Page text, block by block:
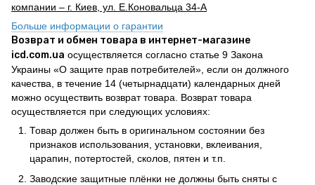
компании – г. Киев, ул. Е.Коновальца 34-А
Больше информации о гарантии
Возврат и обмен товара в интернет-магазине
icd.com.ua осуществляется согласно статье 9 Закона
Украины «О защите прав потребителей», если он должного
качества, в течение 14 (четырнадцати) календарных дней
можно осуществить возврат товара. Возврат товара
осуществляется при следующих условиях:
Товар должен быть в оригинальном состоянии без
признаков использования, установки, вклеивания,
царапин, потертостей, сколов, пятен и т.п.
Заводские защитные плёнки не должны быть сняты с